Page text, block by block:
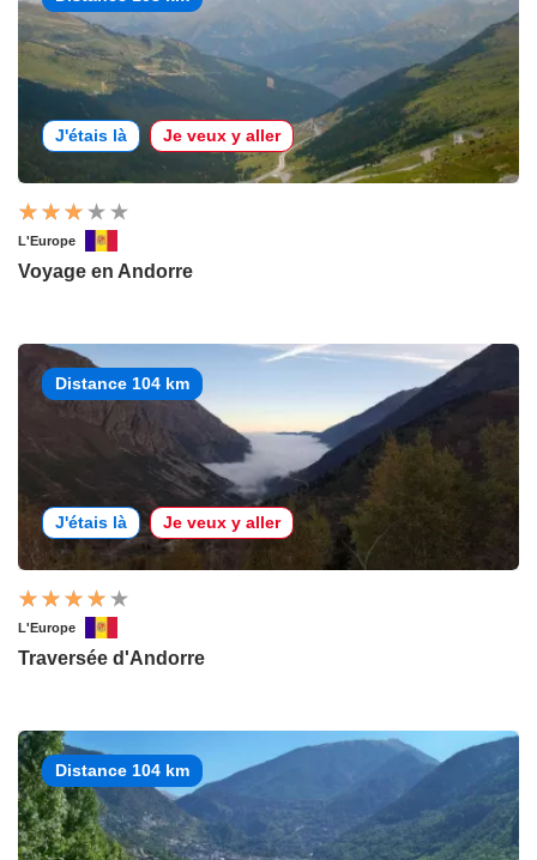
J'étais là Je veux y aller
L'Europe
Voyage en Andorre
Distance 104 km
J'étais là Je veux y aller
L'Europe
Traversée d'Andorre
Distance 104 km